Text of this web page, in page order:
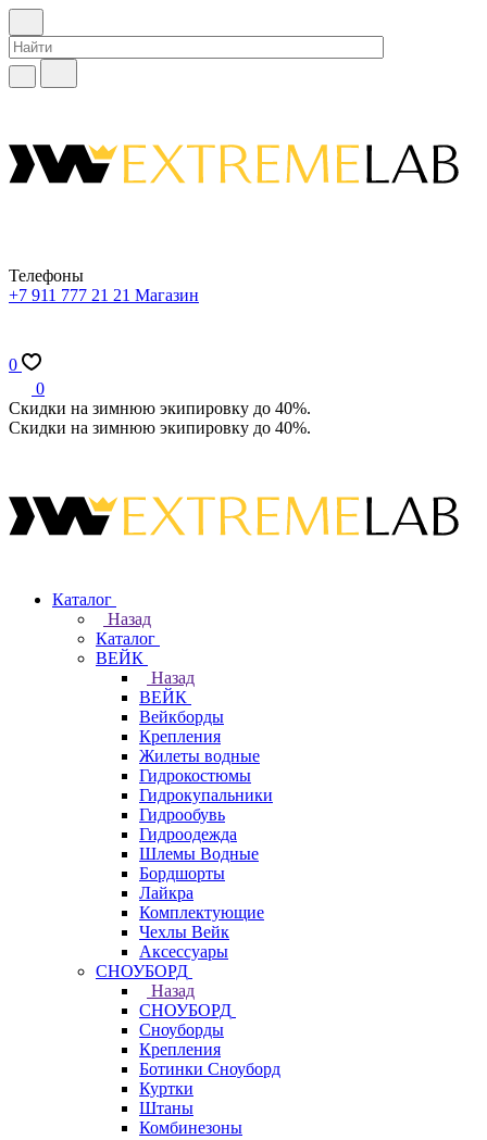
Телефоны
+7 911 777 21 21 Магазин
0
0
Скидки на зимнюю экипировку до 40%.
Скидки на зимнюю экипировку до 40%.
Каталог
Назад
Каталог
ВЕЙК
Назад
ВЕЙК
Вейкборды
Крепления
Жилеты водные
Гидрокостюмы
Гидрокупальники
Гидрообувь
Гидроодежда
Шлемы Водные
Бордшорты
Лайкра
Комплектующие
Чехлы Вейк
Аксессуары
СНОУБОРД
Назад
СНОУБОРД
Сноуборды
Крепления
Ботинки Сноуборд
Куртки
Штаны
Комбинезоны